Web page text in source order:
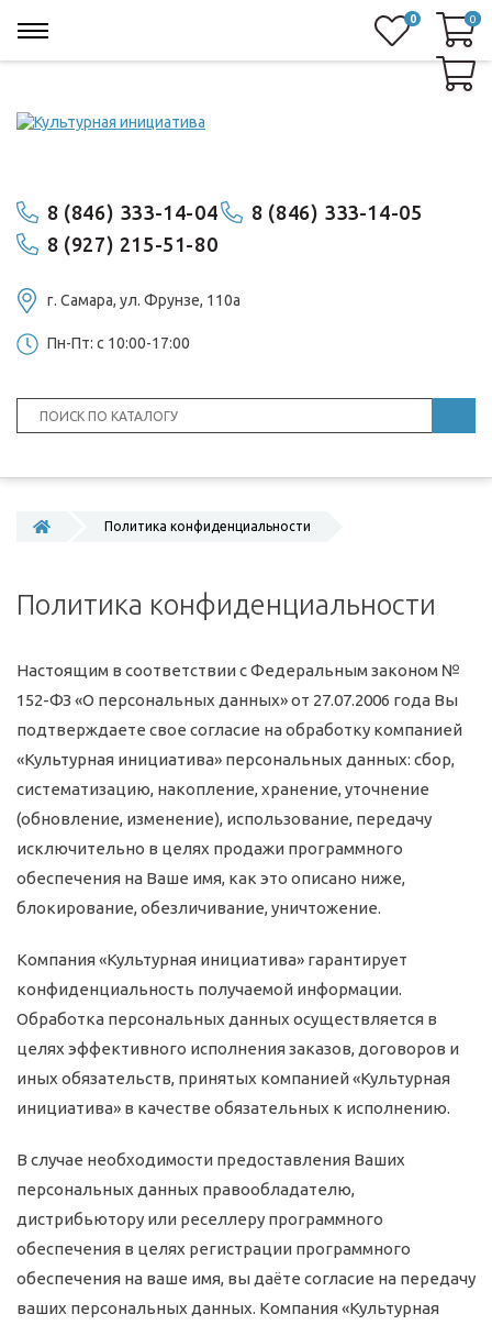
8 (846) 333-14-04
8 (846) 333-14-05
8 (927) 215-51-80
г. Самара, ул. ​Фрунзе, 110а
Пн-Пт: с 10:00-17:00
0 0
0
Политика конфиденциальности
Политика конфиденциальности
Настоящим в соответствии с Федеральным законом №
152-ФЗ «О персональных данных» от 27.07.2006 года Вы
подтверждаете свое согласие на обработку компанией
«Культурная инициатива» персональных данных: сбор,
систематизацию, накопление, хранение, уточнение
(обновление, изменение), использование, передачу
исключительно в целях продажи программного
обеспечения на Ваше имя, как это описано ниже,
блокирование, обезличивание, уничтожение.
Компания «Культурная инициатива» гарантирует
конфиденциальность получаемой информации.
Обработка персональных данных осуществляется в
целях эффективного исполнения заказов, договоров и
иных обязательств, принятых компанией «Культурная
инициатива» в качестве обязательных к исполнению.
В случае необходимости предоставления Ваших
персональных данных правообладателю,
дистрибьютору или реселлеру программного
обеспечения в целях регистрации программного
обеспечения на ваше имя, вы даёте согласие на передачу
ваших персональных данных. Компания «Культурная